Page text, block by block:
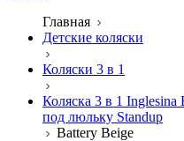
Главная
Детские коляски
Коляски 3 в 1
Коляска 3 в 1 Inglesina
под люльку Standup
Battery Beige